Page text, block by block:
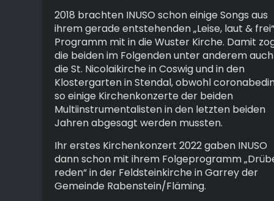
2018 brachten INUSO schon einige Songs aus
ihrem gerade entstehenden „Leise, laut &
Programm mit in die Wuster Kirche. Damit
die beiden im Folgenden unter anderem
die St. Nicolaikirche in Coswig und in den
Klostergarten in Stendal, obwohl
so einige Kirchenkonzerte der beiden
Multiinstrumentalisten in den letzten beiden
Jahren abgesagt werden mussten.
Ihr erstes Kirchenkonzert 2022 gaben INUSO
dann schon mit ihrem Folgeprogramm
reden“ in der Feldsteinkirche in Garrey der
Gemeinde Rabenstein/Fläming.